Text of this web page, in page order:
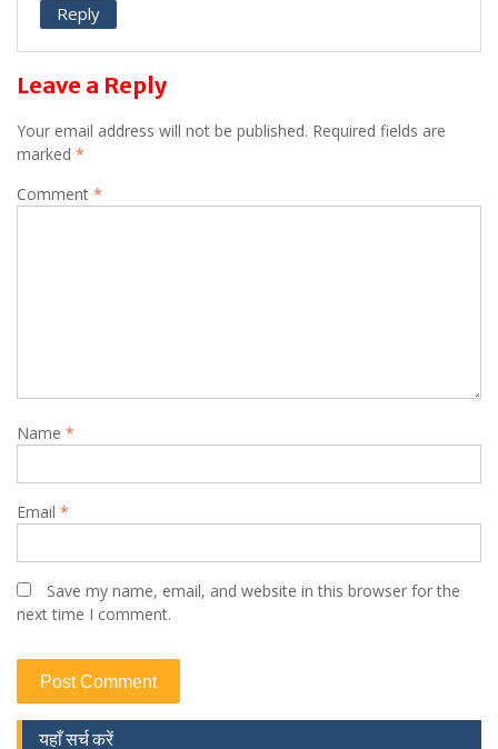
Reply
Leave a Reply
Your email address will not be published. Required fields are
marked *
Comment *
Name *
Email *
Save my name, email, and website in this browser for the
next time I comment.
यहाँ सर्च करें